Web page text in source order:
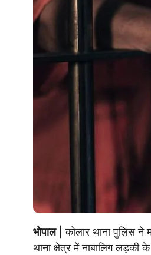
भोपाल |
कोलार थाना पुलिस ने
थाना क्षेत्र में नाबालिग